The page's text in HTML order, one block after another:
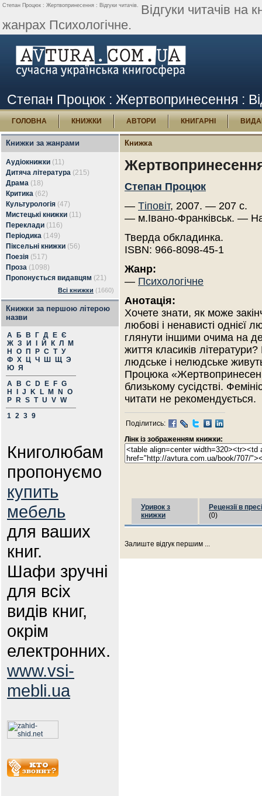
Степан Процюк : Жертвопринесення : Відгуки читачів. Відгуки читачів
жанрах Психологічне.
Степан Процюк : Жертвопринесення :
ГОЛОВНА КНИЖКИ АВТОРИ КНИГАРНІ
Книжки за жанрами
Аудіокнижки (11)
Дитяча література (215)
Драма (18)
Критика (62)
Культурологія (47)
Мистецькі книжки (11)
Переклади (116)
Періодика (149)
Піксельні книжки (56)
Поезія (517)
Проза (1098)
Пропонується видавцям (21)
Всі книжки (1660)
Книжки за першою літерою
назви
А Б В Г Д Е Є
Ж З И Й К Л
М
Н
О П Р С Т У
Ф Х Ц Ч Ш Щ Э
Ю Я
A
B C D E F G
H
J K L M N
O
P
R S T U V W
1 2 3 9
Книголюбам
пропонуємо
купить
мебель
для ваших
книг.
Шафи зручні
для всіх
видів книг,
окрім
електронних.
www.vsi-
mebli.ua
Книжка
Степан Процюк
— Тіповіт, 2007. — 207 с.
— м.Івано-Франківськ. —
Тверда обкладинка.
ISBN: 966-8098-45-1
Жанр:
— Психологічне
Анотація:
Хочете знати, як може
любові і ненависті однієї
глянути іншими очима на
життя класиків
людське і нелюдське
Процюка
близькому сусідстві.
читати не рекомендується.
Поділитись:
Лінк із зображенням книжки:
Уривок з
книжки
Рецензії в пресі
(0)
Залиште відгук першим ...